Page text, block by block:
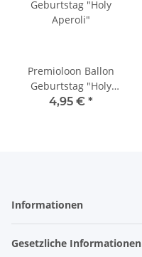
Premioloon Ballon
Geburtstag "Holy
Aperoli"
4,95 € *
Informationen
Gesetzliche Informationen